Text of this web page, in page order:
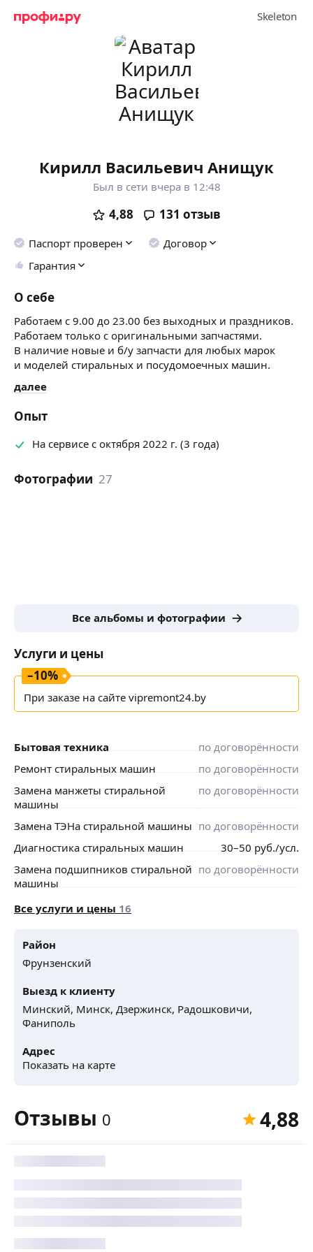
Кирилл Васильевич Анищук
Был в сети вчера в 12:48
4,88 131 отзыв
Паспорт проверен
Договор
Гарантия
О себе
Работаем с 9.00 до 23.00 без выходных и праздников.
Работаем только с оригинальными запчастями.
В наличие новые и б/у запчасти для любых марок
и моделей стиральных и посудомоечных машин.
далее
Опыт
На сервисе с октября 2022 г. (3 года)
Фотографии 27
Все альбомы и фотографии
Услуги и цены
–10%
При заказе на сайте vipremont24.by
Бытовая техника
по договорённости
Ремонт стиральных машин
по договорённости
Замена манжеты стиральной
машины
по договорённости
Замена ТЭНа стиральной машины по договорённости
Диагностика стиральных машин
30–50 руб./усл.
Замена подшипников стиральной
машины
по договорённости
Все услуги и цены 16
Район
Фрунзенский
Выезд к клиенту
Минский, Минск, Дзержинск, Радошковичи,
Фаниполь
Адрес
Показать на карте
Отзывы 0 4,88